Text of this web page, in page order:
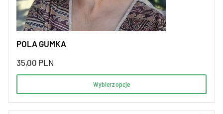
POLA GUMKA
35,00 PLN
Wybierz opcje